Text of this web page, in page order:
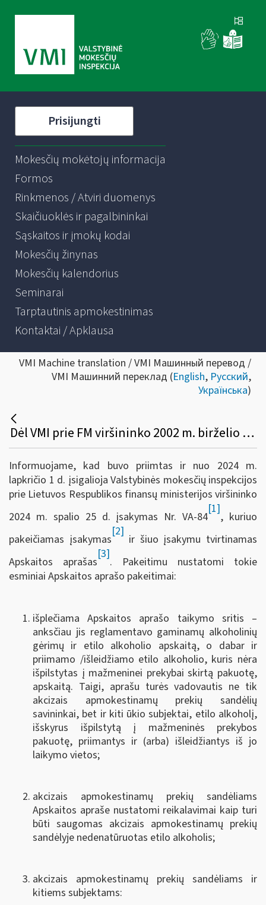
Prisijungti
Mokesčių mokėtojų informacija
Formos
Rinkmenos / Atviri duomenys
Skaičiuoklės ir pagalbininkai
Sąskaitos ir įmokų kodai
Mokesčių žinynas
Mokesčių kalendorius
Seminarai
Tarptautinis apmokestinimas
Kontaktai / Apklausa
VMI Machine translation / VMI Машинный перевод /
VMI Машинний переклад (English, Русский,
Українська)
Dėl VMI prie FM viršininko 2002 m. birželio 14 d. įsakymo Nr. 156 pakeitimo
Informuojame, kad buvo priimtas ir nuo 2024 m.
lapkričio 1 d. įsigalioja Valstybinės mokesčių inspekcijos
prie Lietuvos Respublikos finansų ministerijos viršininko
2024 m. spalio 25 d. įsakymas Nr. VA-84
[1]
, kuriuo
pakeičiamas įsakymas
[2]
ir šiuo įsakymu tvirtinamas
Apskaitos aprašas
[3]
. Pakeitimu nustatomi tokie
esminiai Apskaitos aprašo pakeitimai:
išplečiama Apskaitos aprašo taikymo sritis –
anksčiau jis reglamentavo gaminamų alkoholinių
gėrimų ir etilo alkoholio apskaitą, o dabar ir
priimamo /išleidžiamo etilo alkoholio, kuris nėra
išpilstytas į mažmeninei prekybai skirtą pakuotę,
apskaitą. Taigi, aprašu turės vadovautis ne tik
akcizais apmokestinamų prekių sandėlių
savininkai, bet ir kiti ūkio subjektai, etilo alkoholį,
išskyrus išpilstytą į mažmeninės prekybos
pakuotę, priimantys ir (arba) išleidžiantys iš jo
laikymo vietos;
akcizais apmokestinamų prekių sandėliams
Apskaitos apraše nustatomi reikalavimai kaip turi
būti saugomas akcizais apmokestinamų prekių
sandėlyje nedenatūruotas etilo alkoholis;
akcizais apmokestinamų prekių sandėliams ir
kitiems subjektams: